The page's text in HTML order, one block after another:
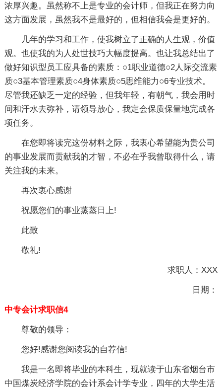
浓厚兴趣。虽然称不上是专业的会计师，但我正在努力向
这方面发展，虽然我不是最好的，但相信我会是更好的。
几年的学习和工作，使我树立了正确的人生观，价值
观。也使我的为人处世技巧大幅度提高。也让我总结出了
做好知识型员工应具备的素质：○1职业道德○2人际交流素
质○3基本管理素质○4身体素质○5思维能力○6专业技术。
尽管我还缺乏一定的经验，但我年轻，有朝气，我会用时
间和汗水去弥补，请领导放心，我定会保质保量地完成各
项任务。
在您即将读完这份材料之际，我衷心希望能为贵公司
的事业发展而贡献我的才智，不必在乎我曾取得什么，请
关注我的未来。
再次衷心感谢
祝愿您们的事业蒸蒸日上!
此致
敬礼!
求职人：XXX
日期：
中专会计求职信4
尊敬的领导：
您好!感谢您阅读我的自荐信!
我是一名即将毕业的本科生，现就读于山东省烟台市
中国煤炭经济学院的会计系会计学专业，四年的大学生活